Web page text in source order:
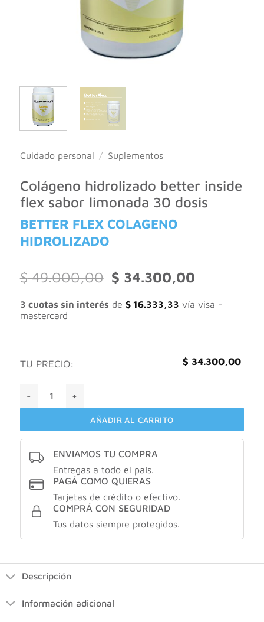
Cuidado personal / Suplementos
Colágeno hidrolizado better inside
flex sabor limonada 30 dosis
BETTER FLEX COLAGENO
HIDROLIZADO
$49.000,00
El
precio
original
era:
$ 34.300,00El
es:
3 cuotas sin interés de $16.333,33 vía visa -
mastercard
TU PRECIO: $ 34.300,00
AÑADIR AL CARRITO
ENVIAMOS TU COMPRA
Entregas a todo el país.
PAGÁ COMO QUIERAS
Tarjetas de crédito o efectivo.
COMPRÁ CON SEGURIDAD
Tus datos siempre protegidos.
Descripción
Información adicional